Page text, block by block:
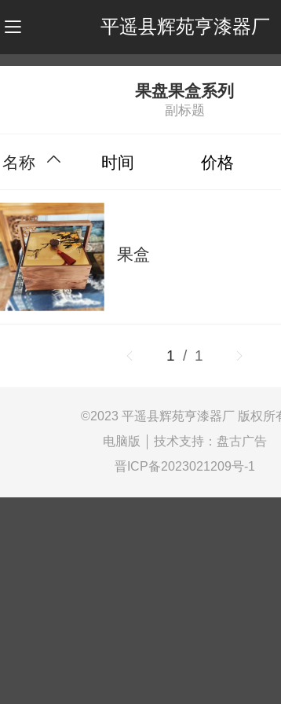
平遥县辉苑亨漆器厂
果盘果盒系列
副标题
名称 时间 价格
果盒
1 / 1
©2023 平遥县辉苑亨漆器厂 版权所
电脑版
技术支持： 盘古广告
晋ICP备2023021209号-1